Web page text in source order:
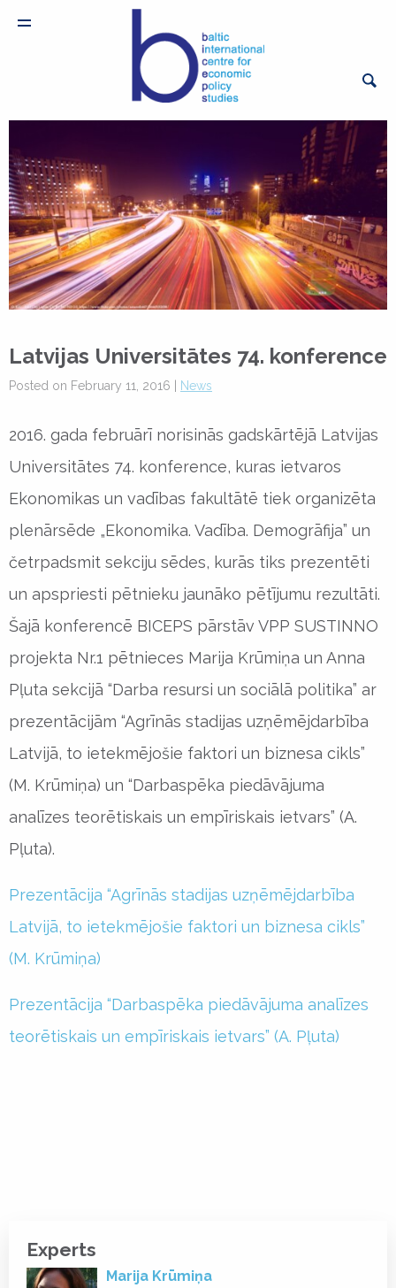
Latvijas Universitātes 74. konference
Posted on February 11, 2016 | News
2016. gada februārī norisinās gadskārtējā Latvijas
Universitātes 74. konference, kuras ietvaros
Ekonomikas un vadības fakultātē tiek organizēta
plenārsēde „Ekonomika. Vadība. Demogrāfija” un
četrpadsmit sekciju sēdes, kurās tiks prezentēti
un apspriesti pētnieku jaunāko pētījumu rezultāti.
Šajā konferencē BICEPS pārstāv VPP SUSTINNO
projekta Nr.1 pētnieces Marija Krūmiņa un Anna
Pļuta sekcijā “Darba resursi un sociālā politika” ar
prezentācijām “Agrīnās stadijas uzņēmējdarbība
Latvijā, to ietekmējošie faktori un biznesa cikls”
(M. Krūmiņa) un “Darbaspēka piedāvājuma
analīzes teorētiskais un empīriskais ietvars” (A.
Pļuta).
Prezentācija “Agrīnās stadijas uzņēmējdarbība
Latvijā, to ietekmējošie faktori un biznesa cikls”
(M. Krūmiņa)
Prezentācija “Darbaspēka piedāvājuma analīzes
teorētiskais un empīriskais ietvars” (A. Pļuta)
Experts
Marija Krūmiņa